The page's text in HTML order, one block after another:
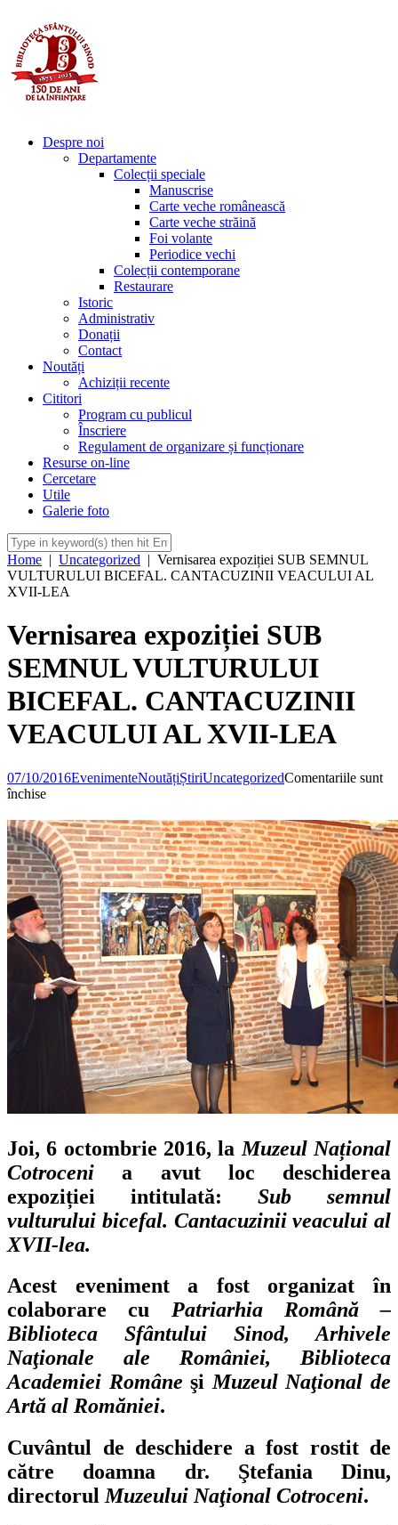
Despre noi
Departamente
Colecții speciale
Manuscrise
Carte veche românească
Carte veche străină
Foi volante
Periodice vechi
Colecții contemporane
Restaurare
Istoric
Administrativ
Donații
Contact
Noutăți
Achiziții recente
Cititori
Program cu publicul
Înscriere
Regulament de organizare și funcționare
Resurse on-line
Cercetare
Utile
Galerie foto
Home | Uncategorized | Vernisarea expoziției SUB SEMNUL
VULTURULUI BICEFAL. CANTACUZINII VEACULUI AL
XVII-LEA
Vernisarea expoziției SUB
SEMNUL VULTURULUI
BICEFAL. CANTACUZINII
VEACULUI AL XVII-LEA
07/10/2016EvenimenteNoutățiȘtiriUncategorizedComentariile sunt
închisepentru
expoziției
SUB
SEMNUL
VULTURULUI
BICEFAL.
CANTACUZINII
VEACULUI
AL
XVII-
LEA
Joi, 6 octombrie 2016, la Muzeul Național
Cotroceni a avut loc deschiderea
expoziției intitulată: Sub semnul
vulturului bicefal. Cantacuzinii veacului al
XVII-lea.
Acest eveniment a fost organizat în
colaborare cu Patriarhia Română –
Biblioteca Sfântului Sinod, Arhivele
Naţionale ale României, Biblioteca
Academiei Române şiMuzeul Naţional de
Artă al Romăniei.
Cuvântul de deschidere a fost rostit de
către doamna dr. Ştefania Dinu,
directorulMuzeului Naţional Cotroceni.